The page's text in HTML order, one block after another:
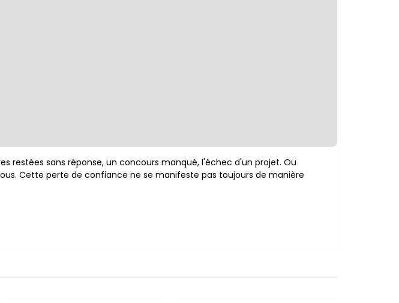
restées sans réponse, un concours manqué, l'échec d'un projet. Ou
Cette perte de confiance ne se manifeste pas toujours de manière